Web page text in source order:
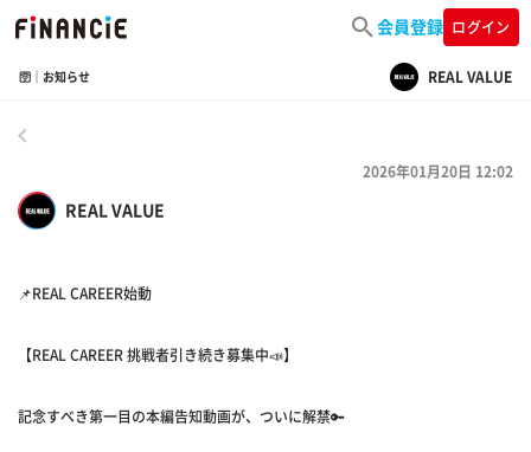
会員登録 ログイン
🛜｜お知らせ REAL VALUE
REAL VALUE
2026年01月20日 12:02
📌REAL CAREER始動
【REAL CAREER 挑戦者引き続き募集中📣】
記念すべき第一目の本編告知動画が、ついに解禁🔑